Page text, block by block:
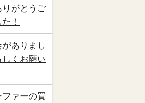
りがとうご
！
がありまし
しくお願い
ァーの買